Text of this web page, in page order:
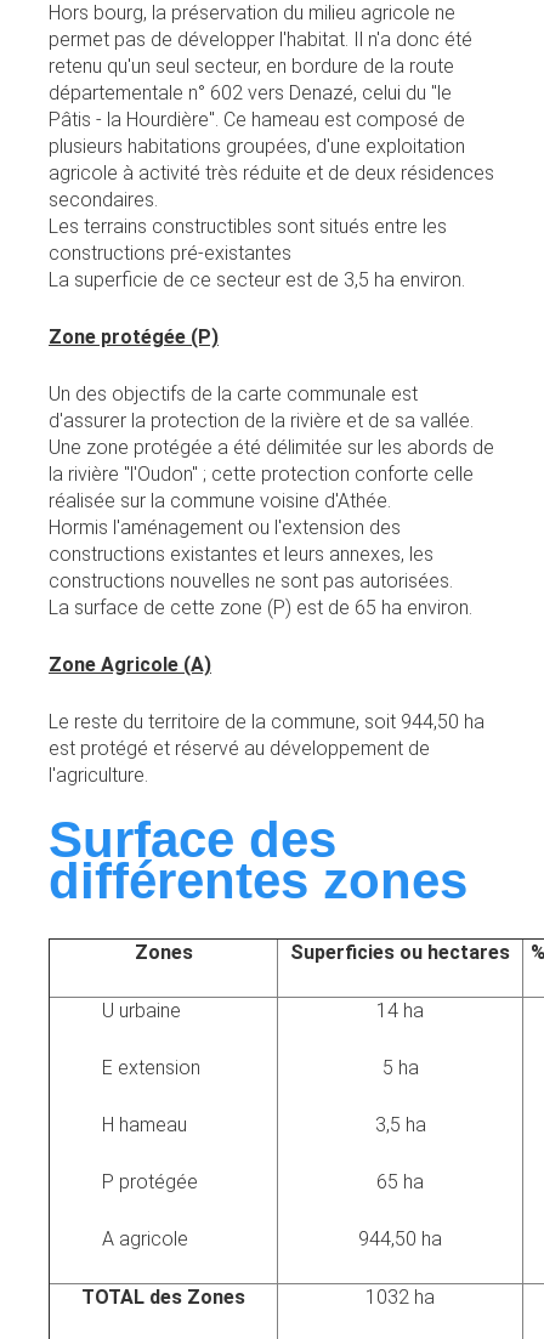
Hors bourg, la préservation du milieu agricole ne
permet pas de développer l'habitat. Il n'a donc été
retenu qu'un seul secteur, en bordure de la route
départementale n° 602 vers Denazé, celui du "le
Pâtis - la Hourdière". Ce hameau est composé de
plusieurs habitations groupées, d'une exploitation
agricole à activité très réduite et de deux résidences
secondaires.
Les terrains constructibles sont situés entre les
constructions pré-existantes
La superficie de ce secteur est de 3,5 ha environ.
Zone protégée (P)
Un des objectifs de la carte communale est
d'assurer la protection de la rivière et de sa vallée.
Une zone protégée a été délimitée sur les abords de
la rivière "l'Oudon" ; cette protection conforte celle
réalisée sur la commune voisine d'Athée.
Hormis l'aménagement ou l'extension des
constructions existantes et leurs annexes, les
constructions nouvelles ne sont pas autorisées.
La surface de cette zone (P) est de 65 ha environ.
Zone Agricole (A)
Le reste du territoire de la commune, soit 944,50 ha
est protégé et réservé au développement de
l'agriculture.
Surface des
différentes zones
Zones Superficies ou hectares
U urbaine
E extension
H hameau
P protégée
A agricole
14 ha
5 ha
3,5 ha
65 ha
944,50 ha
TOTAL des Zones 1032 ha